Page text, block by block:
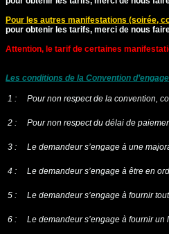
Pour les autres manifestations (soirée,
pour obtenir les tarifs, merci de nous
Attention, le tarif de certaines
Les conditions de la Convention
 1 : Pour non respect de la convention,
 2 : Pour non respect du délai de
3 : Le demandeur s’engage à une
 4 : Le demandeur s’engage à être en
 5 : Le demandeur s’engage à fournir
 6 : Le demandeur s’engage à fournir un